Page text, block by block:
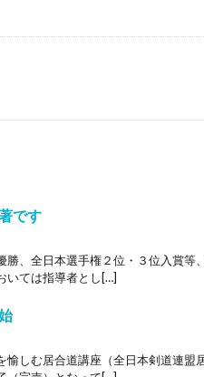
です
、全日本選手権２位・３位入賞等
いては指導者とし[…]
しむ居合道講座（全日本剣道連盟